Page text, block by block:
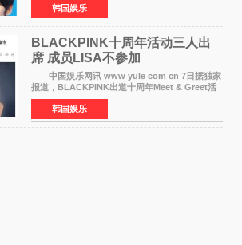
勋与金奎彬于去年3月与H2H A-NA一起被选为
《音乐中心》MC，约1
韩国娱乐
BLACKPINK十周年活动三人出
席 成员LISA不参加
中国娱乐网讯 www yule com cn 7日据独家
报道，BLACKPINK出道十周年Meet & Greet活
动将由智秀、ROS&Eacute;、JENNIE出席，
LISA将缺席。 此前BLACKPINK所属社YG并
未为组合出道十周年做
韩国娱乐